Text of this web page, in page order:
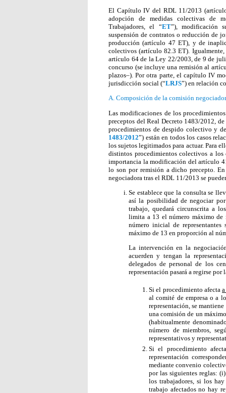
El Capítulo IV del RDL 11/2013
adopción de medidas colectivas de
Trabajadores, el “ET”), modificación
suspensión de contratos o reducción de
producción (artículo 47 ET), y de
colectivos (artículo 82.3 ET).
artículo 64 de la Ley 22/2003, de 9 de
concurso (se incluye una remisión al
plazos–). Por otra parte, el capítulo IV
jurisdicción social (“LRJS”) en relación
A. Composición de la comisión
Las modificaciones de los
preceptos del Real Decreto 1483/2012,
procedimientos de despido colectivo y
1483/2012”) están en todos los casos
los sujetos legitimados para actuar. Para
distintos procedimientos colectivos a los
importancia la modificación del artículo
lo son por remisión a dicho precepto.
negociadora tras el RDL 11/2013 se
Se establece que la consulta se
así la posibilidad de negociar
trabajo, quedará circunscrita a
limita a 13 el número máximo de
número inicial de
máximo de 13 en proporción al
La intervención en la
acuerden y tengan la
delegados de personal de los
representación pasará a regirse por
Si el procedimiento afecta
al comité de empresa o a
representación, se
una comisión de un
(habitualmente
número de miembros,
representativos y
Si el procedimiento
representación
mediante convenio
por las siguientes reglas:
los trabajadores, si los
trabajo afectados no hay